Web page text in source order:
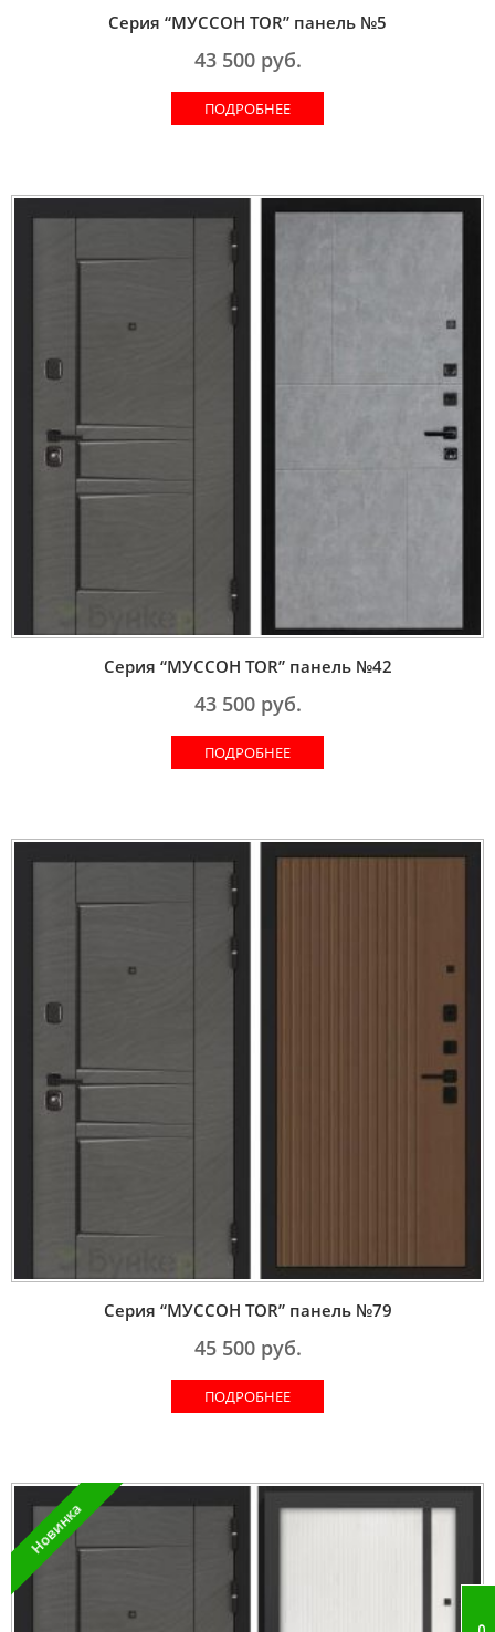
Серия “МУССОН TOR” панель №5
43 500руб.
ПОДРОБНЕЕ
Серия “МУССОН TOR” панель №42
43 500руб.
ПОДРОБНЕЕ
Серия “МУССОН TOR” панель №79
45 500руб.
ПОДРОБНЕЕ
Новинка